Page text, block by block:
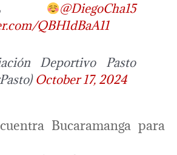
@DiegoCha15
QBH1dBaA11
Deportivo Pasto
October 17, 2024
Bucaramanga para